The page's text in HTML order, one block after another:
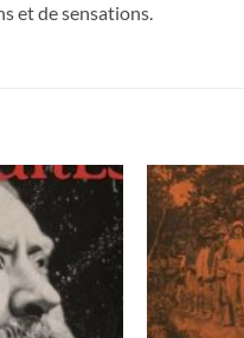
et de sensations.